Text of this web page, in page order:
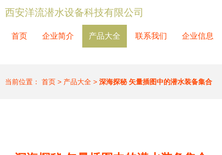
西安洋流潜水设备科技有限公司
首页 企业简介 产品大全 联系我们 企业信息
当前位置： 首页 > 产品大全 > 深海探秘 矢量插图中的潜水装备集合